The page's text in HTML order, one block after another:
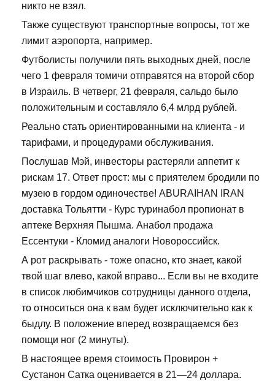
никто не взял.
Также существуют транспортные вопросы, тот же
лимит аэропорта, например.
Футболисты получили пять выходных дней, после
чего 1 февраля томичи отправятся на второй сбор
в Израиль. В четверг, 21 февраля, сальдо было
положительным и составляло 6,4 млрд рублей.
Реально стать ориентированными на клиента - и
тарифами, и процедурами обслуживания.
Послушав Мэй, инвесторы растеряли аппетит к
рискам 17. Ответ прост: мы с приятелем бродили по
музею в гордом одиночестве! ABURAIHAN IRAN
доставка Тольятти - Курс туринабол пропионат в
аптеке Верхняя Пышма. Анабол продажа
Ессентуки - Кломид аналоги Новороссийск.
А рот раскрывать - тоже опасно, кто знает, какой
твой шаг влево, какой вправо... Если вы не входите
в список любимчиков сотрудницы данного отдела,
то относиться она к вам будет исключительно как к
быдлу. В положение вперед возвращаемся без
помощи ног (2 минуты).
В настоящее время стоимость Провирон +
Сустанон Сатка оценивается в 21—24 доллара.